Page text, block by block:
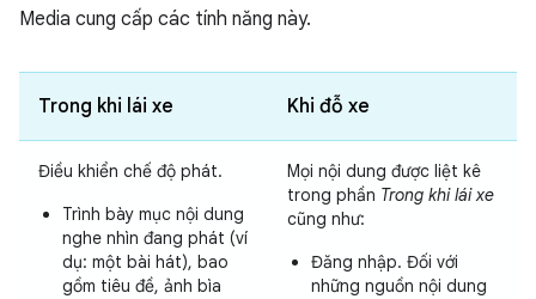
Media cung cấp các tính năng này.
Trong khi lái xe Khi đỗ xe
Điều khiển chế độ phát.
Trình bày mục nội dung
nghe nhìn đang phát (ví
dụ: một bài hát), bao
gồm tiêu đề, ảnh bìa
Mọi nội dung được liệt kê
trong phần Trong khi lái xe
cũng như:
Đăng nhập. Đối với
những nguồn nội dung